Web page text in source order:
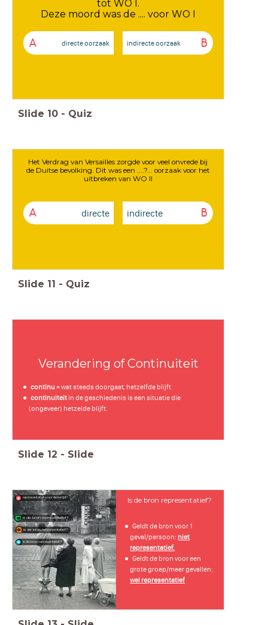
tot WO I.
Deze moord was de .... voor WO I
A directe oorzaak B
indirecte oorzaak
Slide 10 - Quiz
Het Verdrag van Versailles zorgde voor veel onvrede bij
de Duitse bevolking. Dit was een ....?... oorzaak voor het
uitbreken van WO II
A directe B
indirecte
Slide 11 - Quiz
Verandering of Continuiteit
continu= wat steeds doorgaat, hetzelfde blijft
continuiteit in de geschiedenis is een situatie die
(ongeveer) hetzelde blijft.
Slide 12 - Slide
Is de bron representatief?
Geldt de bron voor 1
geval/persoon: niet
representatief.
Geldt de bron voor een
grote groep/meer gevallen:
wel representatief
representatief voor deze tijd?
is de bron representatief?
is de bron representatief?
is de bron representatief?